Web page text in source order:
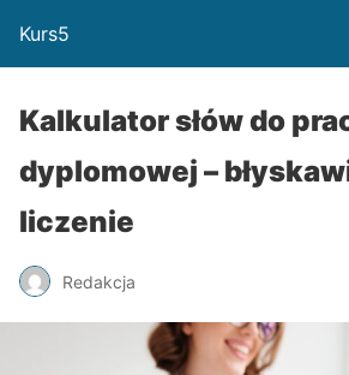
Kurs5
Kalkulator słów do
dyplomowej –
liczenie
Redakcja